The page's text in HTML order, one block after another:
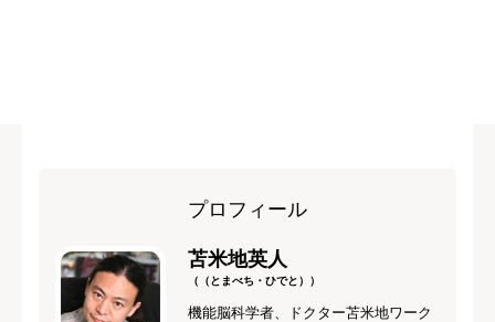
プロフィール
苫米地英人
（（とまべち・ひでと））
機能脳科学者、ドクター苫米地ワーク